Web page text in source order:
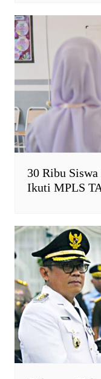
30 Ribu
Ikuti MPLS